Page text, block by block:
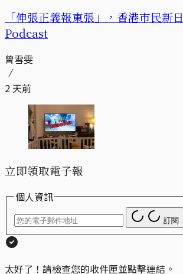
「伸張正義報東張」，香港市民新
Podcast
曾雪雯
2 天前
立即領取電子報
個人資訊
訂閱
太好了！請檢查您的收件匣並點擊連結。